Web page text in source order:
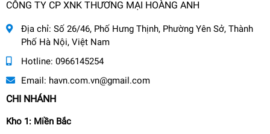
CÔNG TY CP XNK THƯƠNG MẠI HOÀNG ANH
Địa chỉ: Số 26/46, Phố Hưng Thịnh, Phường Yên Sở, Thành
Phố Hà Nội, Việt Nam
Hotline: 0966145254
Email: havn.com.vn@gmail.com
CHI NHÁNH
Kho 1: Miền Bắc